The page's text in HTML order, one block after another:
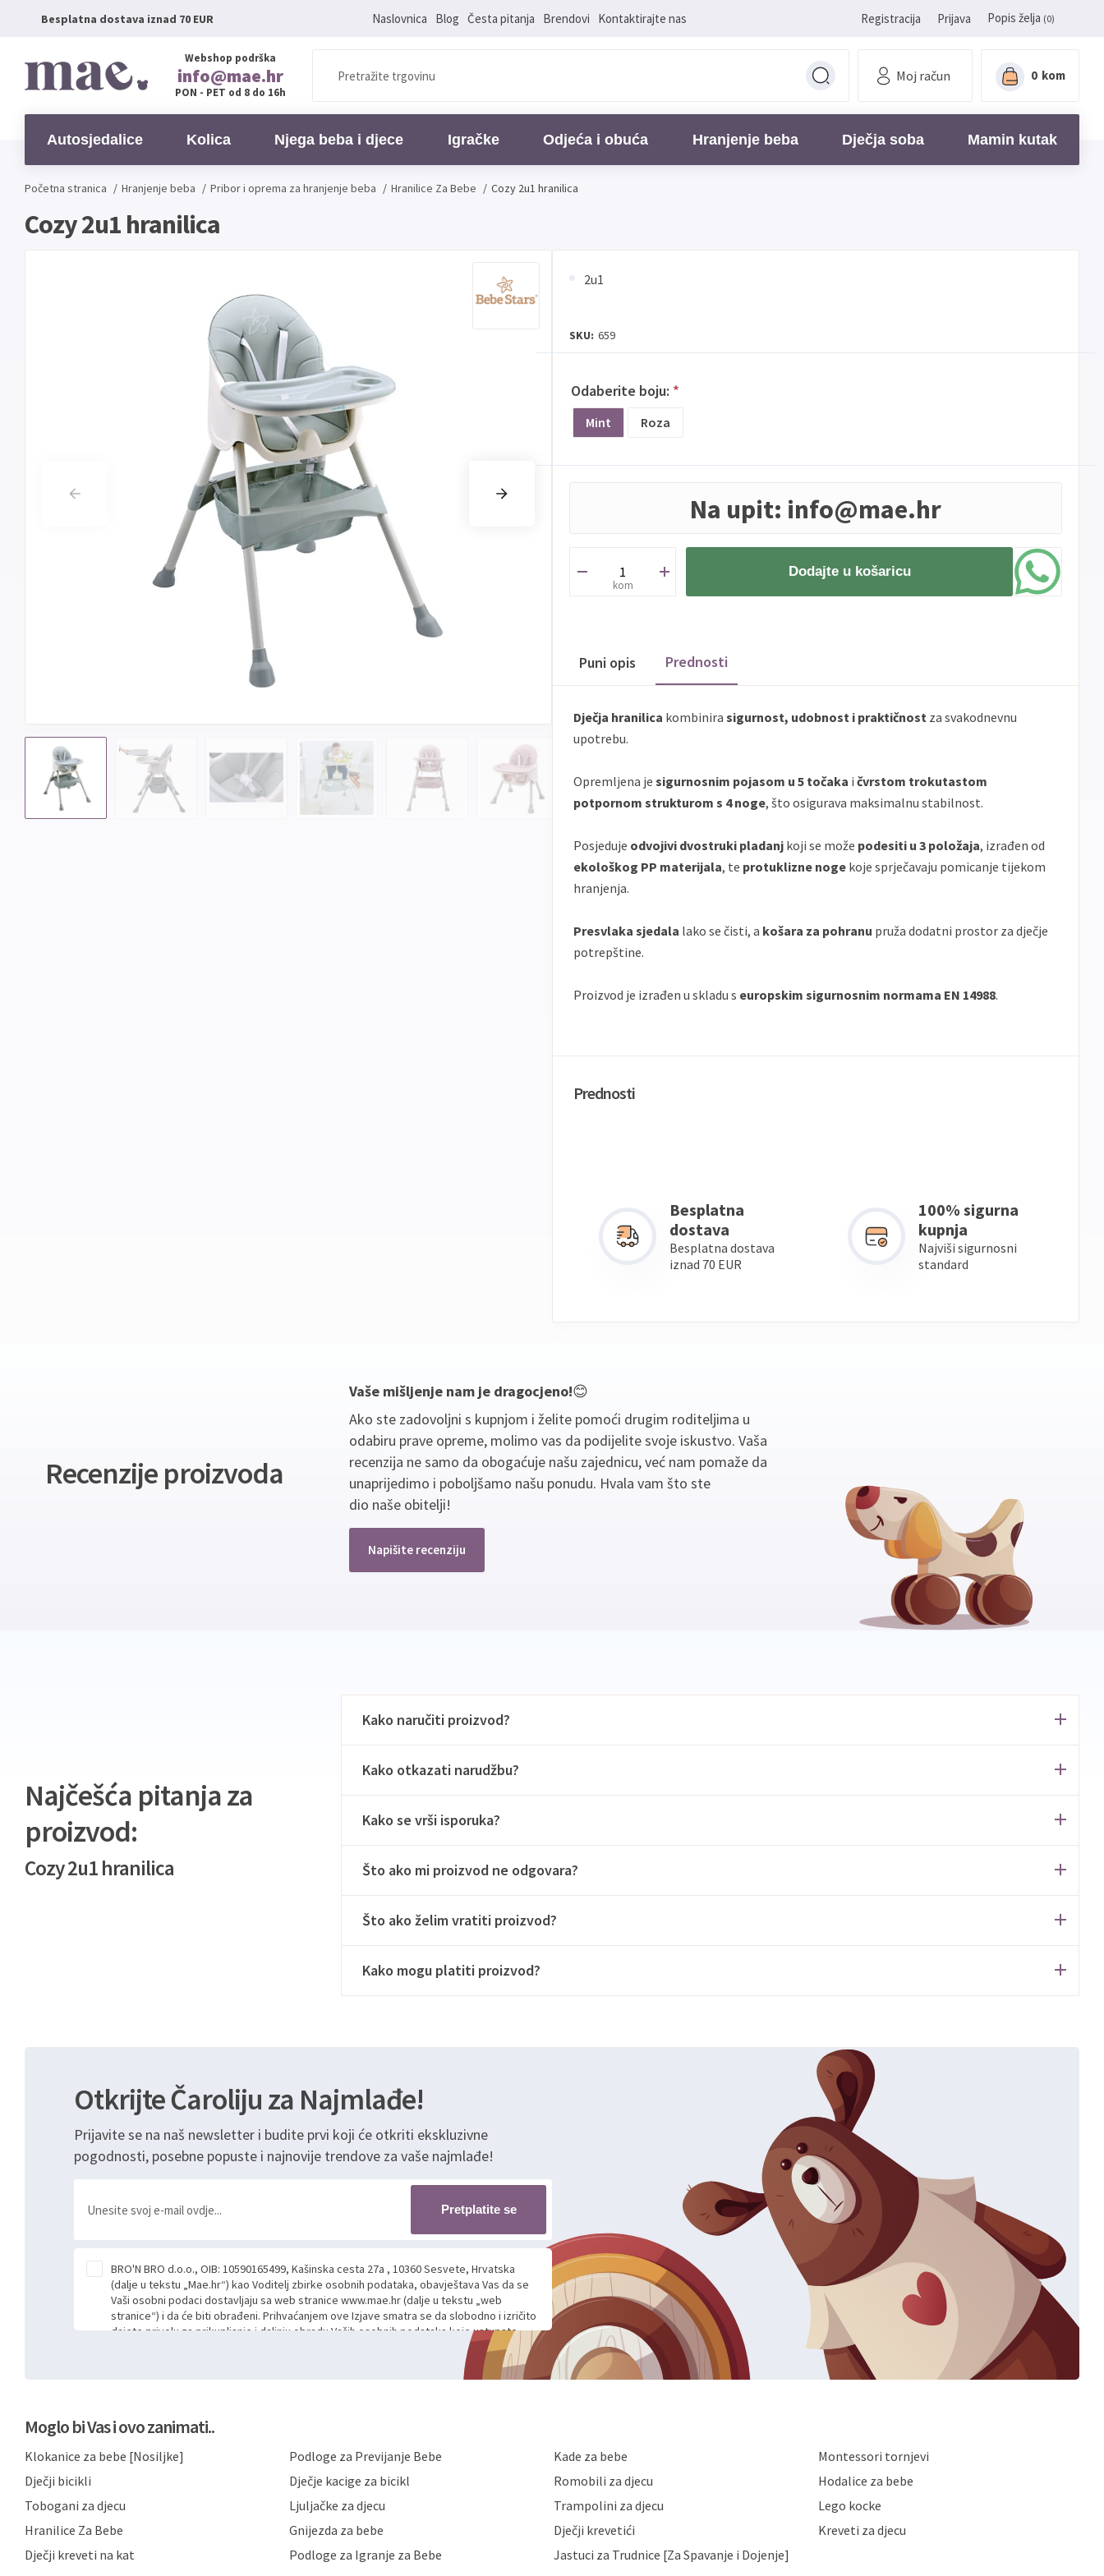
Besplatna dostava iznad 70 EUR Naslovnica Blog Česta pitanja Brendovi Kontaktirajte nas Registracija Prijava Popis želja (0)
Webshop podrška
info@mae.hr
PON - PET od 8 do 16h
Moj račun 0 kom
Autosjedalice Kolica Njega beba i djece Igračke Odjeća i obuća Hranjenje beba Dječja soba Mamin kutak
Početna stranica / Hranjenje beba / Pribor i oprema za hranjenje beba / Hranilice Za Bebe / Cozy 2u1 hranilica
Cozy 2u1 hranilica
2u1
SKU: 659
Odaberite boju: *
Mint Roza
Na upit: info@mae.hr
kom
Dodajte u košaricu
Puni opis Prednosti
Dječja hranilica kombinira sigurnost, udobnost i praktičnost za svakodnevnu
upotrebu.
Opremljena je sigurnosnim pojasom u 5 točaka i čvrstom trokutastom
potpornom strukturom s 4 noge, što osigurava maksimalnu stabilnost.
Posjeduje odvojivi dvostruki pladanj koji se može podesiti u 3 položaja, izrađen od
ekološkog PP materijala, te protuklizne noge koje sprječavaju pomicanje tijekom
hranjenja.
Presvlaka sjedala lako se čisti, a košara za pohranu pruža dodatni prostor za dječje
potrepštine.
Proizvod je izrađen u skladu s europskim sigurnosnim normama EN 14988.
Prednosti
Besplatna
dostava
Besplatna dostava
iznad 70 EUR
100% sigurna
kupnja
Najviši sigurnosni
standard
Recenzije proizvoda
Vaše mišljenje nam je dragocjeno!😊
Ako ste zadovoljni s kupnjom i želite pomoći drugim roditeljima u
odabiru prave opreme, molimo vas da podijelite svoje iskustvo. Vaša
recenzija ne samo da obogaćuje našu zajednicu, već nam pomaže da
unaprijedimo i poboljšamo našu ponudu. Hvala vam što ste
dio naše obitelji!
Napišite recenziju
Najčešća pitanja za
proizvod:
Cozy 2u1 hranilica
Kako naručiti proizvod?
Kako otkazati narudžbu?
Kako se vrši isporuka?
Što ako mi proizvod ne odgovara?
Što ako želim vratiti proizvod?
Kako mogu platiti proizvod?
Otkrijte Čaroliju za Najmlađe!
Prijavite se na naš newsletter i budite prvi koji će otkriti ekskluzivne
pogodnosti, posebne popuste i najnovije trendove za vaše najmlađe!
Pretplatite se
BRO'N BRO d.o.o., OIB: 10590165499, Kašinska cesta 27a , 10360 Sesvete, Hrvatska
(dalje u tekstu „Mae.hr“) kao Voditelj zbirke osobnih podataka, obavještava Vas da se
Vaši osobni podaci dostavljaju sa web stranice www.mae.hr (dalje u tekstu „web
stranice“) i da će biti obrađeni. Prihvaćanjem ove Izjave smatra se da slobodno i izričito
dajete privolu za prikupljanje i daljnju obradu Vaših osobnih podataka koje ustupate
Mae.hr putem ovih web stranica u svrhu odgovora i daljnje komunikacije na Vaš upit
poslan kroz kontakt obrazac. Radi se o dobrovoljnom davanju podataka te ovu Izjavu
niste dužni prihvatiti odnosno niste dužni unositi svoje osobne podatke u jednu od
možete pročitati ovdje, sukladno Politici privatnosti i kolačića koju možete pročitati
primjenu odgovarajućih tehničkih i sigurnosnih mjera zaštite osobnih podataka od
privatnost svojih korisnika i posjetitelja web stranica, čuva povjerljivost Vaših osobnih
podataka te omogućava pristup i priopćavanje osobnih podataka samo onim svojim
trećim osobama samo u slučajevima koji su dozvoljeni zakonima. Napominjemo da
možete u svako doba, u potpunosti ili djelomice, bez naknade i objašnjenja odustati od
dane privole i zatražiti prestanak aktivnosti obrade Vaših osobnih podataka. Opoziv
Moglo bi Vas i ovo zanimati..
Klokanice za bebe [Nosiljke] Podloge za Previjanje Bebe Kade za bebe
Montessori tornjevi
Dječji bicikli
Dječje kacige za bicikl Romobili za djecu
Hodalice za bebe
Tobogani za djecu
Ljuljačke za djecu Trampolini za djecu
Lego kocke
Hranilice Za Bebe
Gnijezda za bebe Dječji krevetići
Kreveti za djecu
Dječji kreveti na kat
Podloge za Igranje za Bebe Jastuci za Trudnice [Za Spavanje i Dojenje]